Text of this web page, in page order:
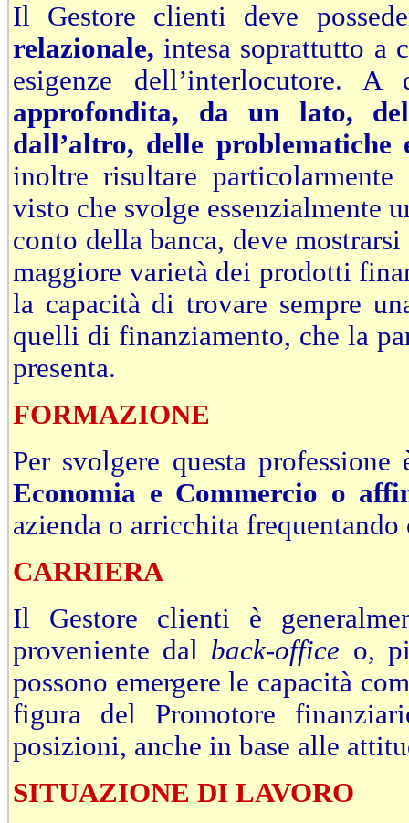
Il Gestore clienti deve
relazionale, intesa soprattutto a
esigenze dell’interlocutore.
approfondita, da un lato,
dall’altro, delle problematiche
inoltre risultare
visto che svolge essenzialmente
conto della banca, deve
maggiore varietà dei prodotti
la capacità di trovare sempre
quelli di finanziamento, che la
presenta.
FORMAZIONE
Per svolgere questa
Economia e Commercio o
azienda o arricchita
CARRIERA
Il Gestore clienti è
proveniente dal back-office o,
possono emergere le capacità
figura del Promotore
posizioni, anche in base alle
SITUAZIONE DI LAVORO